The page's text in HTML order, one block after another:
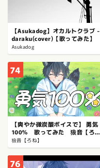
【Asukadog】オカルトクラブ -
daraku(cover)【歌ってみた】
Asukadog
74
【爽やか微炭酸ボイスで】 勇気
100％ 歌ってみた 狼音【ろ
ね】
狼音【ろね】
76